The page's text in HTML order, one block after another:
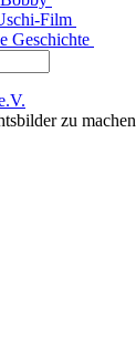
Film
Geschichte
zu machen